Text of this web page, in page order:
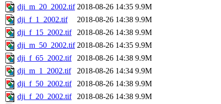
dji_m_20_2002.tif 2018-08-26 14:35 9.9M
dji_f_1_2002.tif
2018-08-26 14:38 9.9M
dji_f_15_2002.tif
2018-08-26 14:38 9.9M
dji_m_50_2002.tif 2018-08-26 14:35 9.9M
dji_f_65_2002.tif
2018-08-26 14:38 9.9M
dji_m_1_2002.tif
2018-08-26 14:34 9.9M
dji_f_50_2002.tif
2018-08-26 14:38 9.9M
dji_f_20_2002.tif
2018-08-26 14:38 9.9M